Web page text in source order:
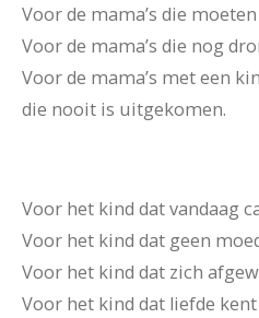
Voor de mama’s die
Voor de mama’s die nog
Voor de mama’s met een
die nooit is uitgekomen.
Voor het kind dat vandaag
Voor het kind dat geen
Voor het kind dat zich
Voor het kind dat liefde